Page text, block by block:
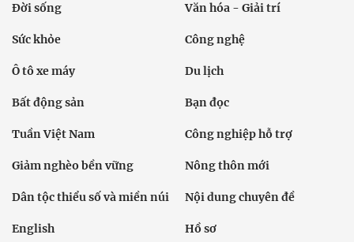
Đời sống Văn hóa - Giải trí
Sức khỏe Công nghệ
Ô tô xe máy Du lịch
Bất động sản Bạn đọc
Tuần Việt Nam Công nghiệp hỗ trợ
Giảm nghèo bền vững Nông thôn mới
Dân tộc thiểu số và miền núi Nội dung chuyên đề
English Hồ sơ